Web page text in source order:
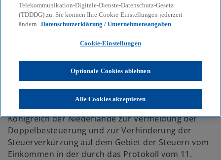
KPMG
Themen
Die Bundesregierung hat den Entwurf eines
Gesetzes zu dem Protokoll vom 14. April 2025 zur
Änderung des Abkommens vom 12. April 2012
zwischen der Bundesrepublik Deutschland und dem
Königreich der Niederlande zur Vermeidung der
Doppelbesteuerung und zur Verhinderung der
Steuerverkürzung auf dem Gebiet der Steuern vom
Einkommen in der durch das Protokoll vom 11.
Telekommunikation-Digitale-Dienste-Datenschutz-Gesetz
(TDDDG) zu. Sie können Ihre Cookie-Einstellungen jederzeit
ändern. Datenschutzerklärung / Unternehmensangaben
Cookie-Einstellungen
Optionale Cookies ablehnen
Alle Cookies akzeptieren